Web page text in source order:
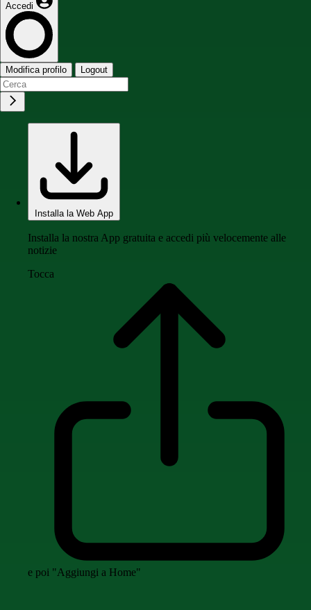
Accedi
Modifica profilo Logout
Installa la Web App
Installa la nostra App gratuita e accedi più velocemente alle
notizie
Tocca
e poi "Aggiungi a Home"